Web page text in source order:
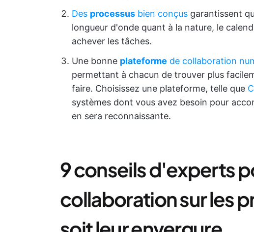
Des processus bien conçus garantissent
longueur d'onde quant à la nature, le
achever les tâches.
Une bonne plateforme de collaboration
permettant à chacun de trouver plus
faire. Choisissez une plateforme, telle que
systèmes dont vous avez besoin pour
en sera reconnaissante.
9 conseils d'experts
collaboration sur les